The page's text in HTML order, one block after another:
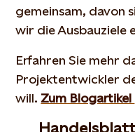
gemeinsam, davon
wir die Ausbauziele
Erfahren Sie mehr
Projektentwickler
will. Zum Blogartikel